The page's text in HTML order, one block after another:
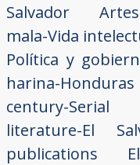
Salvador
mala-Vida
Política y
harina-Honduras
century-Serial
literature-El
publications